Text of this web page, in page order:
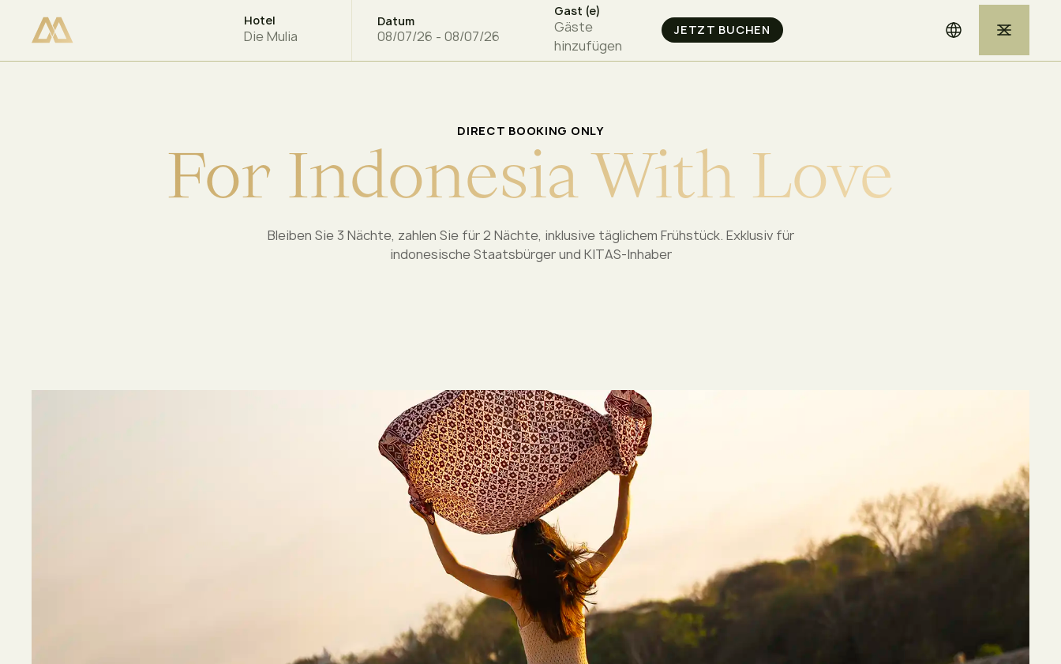
VERFÜGBARKEIT PRÜFEN Hotel
Die Mulia
Datum
Gast (e)
Gäste
hinzufügen
DIRECT BOOKING ONLY
For IndonesiaWith Love
Bleiben Sie 3 Nächte, zahlen Sie für 2 Nächte, inklusive täglichem Frühstück. Exklusiv für
indonesische Staatsbürger und KITAS-Inhaber